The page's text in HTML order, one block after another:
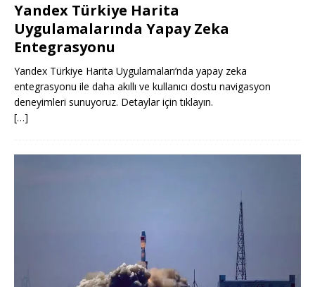
Yandex Türkiye Harita
Uygulamalarında Yapay Zeka
Entegrasyonu
Yandex Türkiye Harita Uygulamaları’nda yapay zeka
entegrasyonu ile daha akıllı ve kullanıcı dostu navigasyon
deneyimleri sunuyoruz. Detaylar için tıklayın.
[…]